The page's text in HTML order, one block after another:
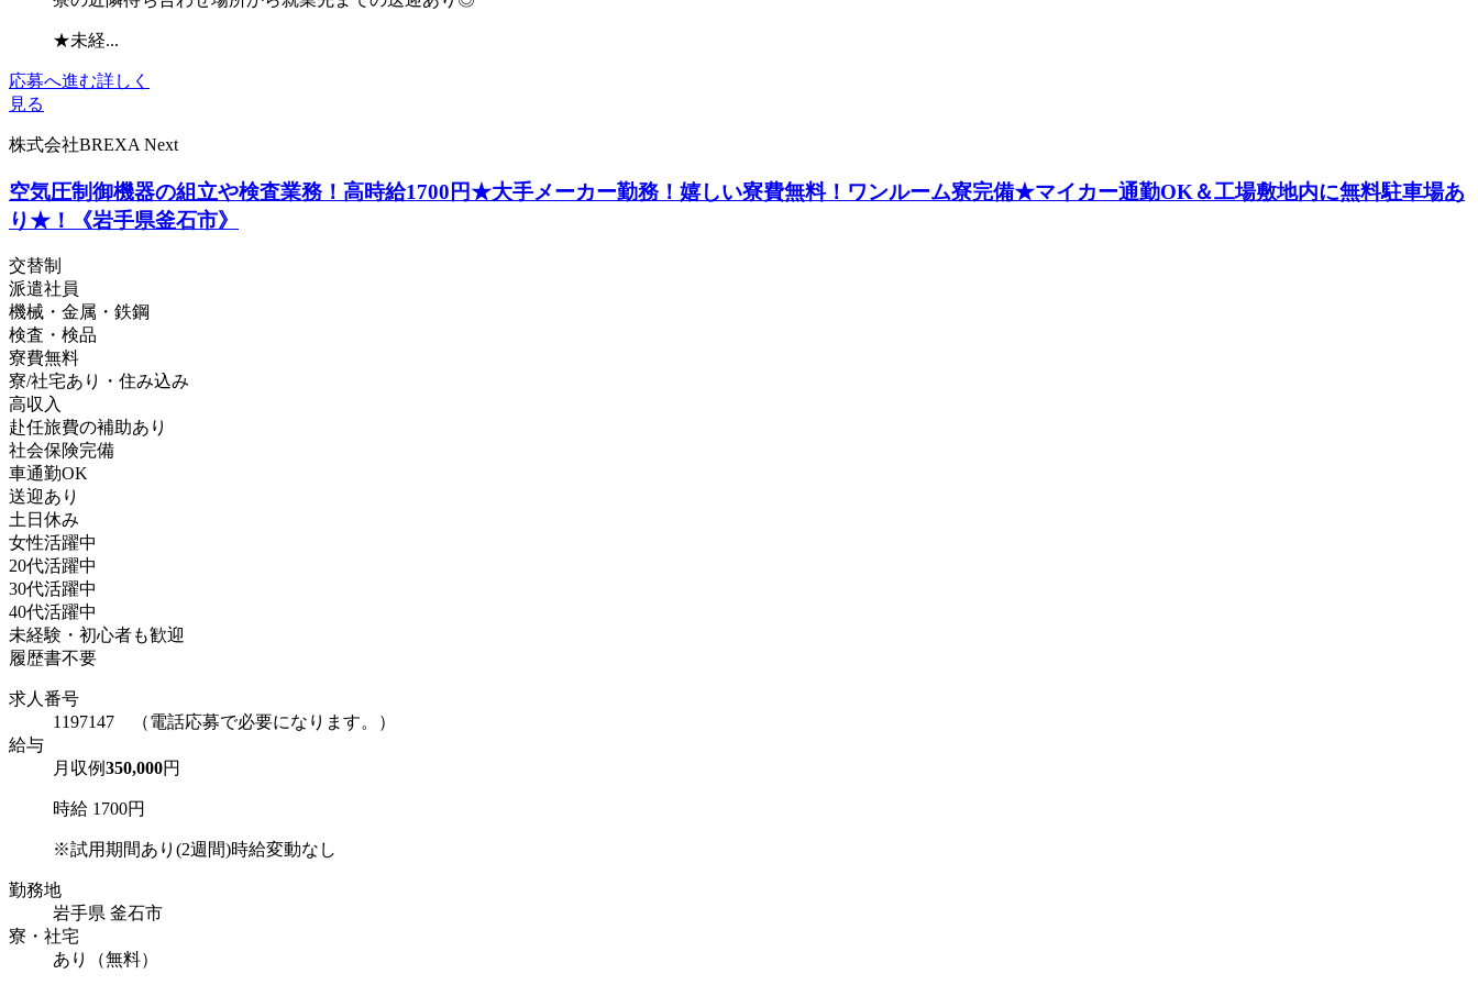
★未経...
応募へ進む詳しく
見る
株式会社BREXA Next
空気圧制御機器の組立や検査業務！高時給1700円★大手メーカー勤務！嬉しい寮費無料！ワンルーム寮完備★マイカー通勤OK＆工場敷地内に無料駐車場あ
り★！《岩手県釜石市》
交替制
派遣社員
機械・金属・鉄鋼
検査・検品
寮費無料
寮/社宅あり・住み込み
高収入
赴任旅費の補助あり
社会保険完備
車通勤OK
送迎あり
土日休み
女性活躍中
20代活躍中
30代活躍中
40代活躍中
未経験・初心者も歓迎
履歴書不要
求人番号
1197147 （電話応募で必要になります。）
給与
月収例350,000円
時給 1700円
※試用期間あり(2週間)時給変動なし
勤務地
岩手県 釜石市
寮・社宅
あり（無料）